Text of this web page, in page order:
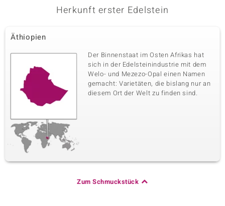
Herkunft erster Edelstein
Äthiopien
Der Binnenstaat im Osten Afrikas hat
sich in der Edelsteinindustrie mit dem
Welo- und Mezezo-Opal einen Namen
gemacht: Varietäten, die bislang nur an
diesem Ort der Welt zu finden sind.
Zum Schmuckstück